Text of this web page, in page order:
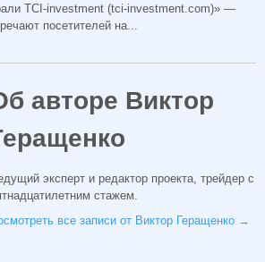
TCI-investment (tci-investment.com)» —
посетителей на...
авторе Виктор
эксперт и редактор проекта, трейдер с
стажем.
все записи от Виктор Геращенко →